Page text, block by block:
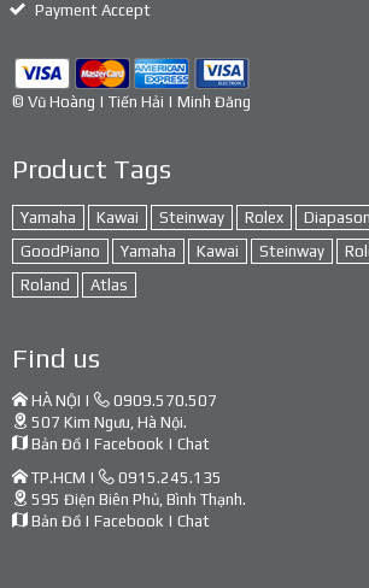
Payment Accept
© Vũ Hoàng | Tiến Hải | Minh Đăng
Product Tags
Yamaha Kawai Steinway Rolex Diapason
GoodPiano
Yamaha Kawai Steinway
Roland
Atlas
Find us
HÀ NỘI |
0909.570.507
507 Kim Ngưu, Hà Nội.
Bản Đồ | Facebook | Chat
TP.HCM |
0915.245.135
595 Điện Biên Phủ, Bình Thạnh.
Bản Đồ | Facebook | Chat